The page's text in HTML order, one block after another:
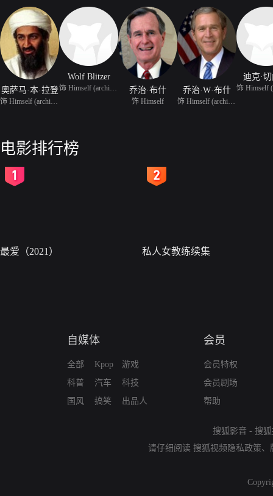
奥萨马·本·拉登
Wolf Blitzer
饰 Himself (archive foo 乔治·布什
饰 Himself
乔治·W·布什
迪克·
电影排行榜
最爱（2021） 私人女教练续集
自媒体
全部
科普
国风
Kpop
汽车
搞笑
游戏
科技
出品人
会员
会员特权
会员剧场
帮助
搜狐影音 - 搜
请仔细阅读 搜狐视频隐私政策、